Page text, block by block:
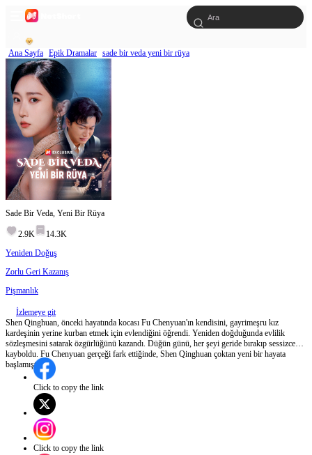
Ana Sayfa Epik Dramalar sade bir veda yeni bir rüya
Sade Bir Veda, Yeni Bir Rüya
2.9K
14.3K
Yeniden Doğuş
Zorlu Geri Kazanış
Pişmanlık
İzlemeye git
Shen Qinghuan, önceki hayatında kocası Fu Chenyuan'ın kendisini, gayrimeşru kız
kardeşinin yerine kurban etmek için evlendiğini öğrendi. Yeniden doğduğunda evlilik
sözleşmesini satarak özgürlüğünü kazandı. Düğün günü, her şeyi geride bırakıp sessizce
kayboldu. Fu Chenyuan gerçeği fark ettiğinde, Shen Qinghuan çoktan yeni bir hayata
başlamıştı.
Click to copy the link
Click to copy the link